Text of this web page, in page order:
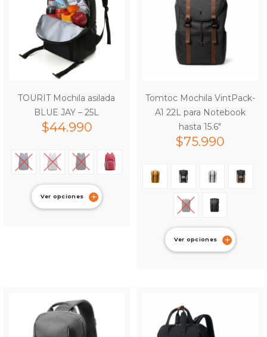
TOURIT Mochila asilada
BLUE JAY – 25L
$44.990
Ver opciones
Tomtoc Mochila VintPack-
A1 22L para Notebook
hasta 15.6″
$75.990
Ver opciones